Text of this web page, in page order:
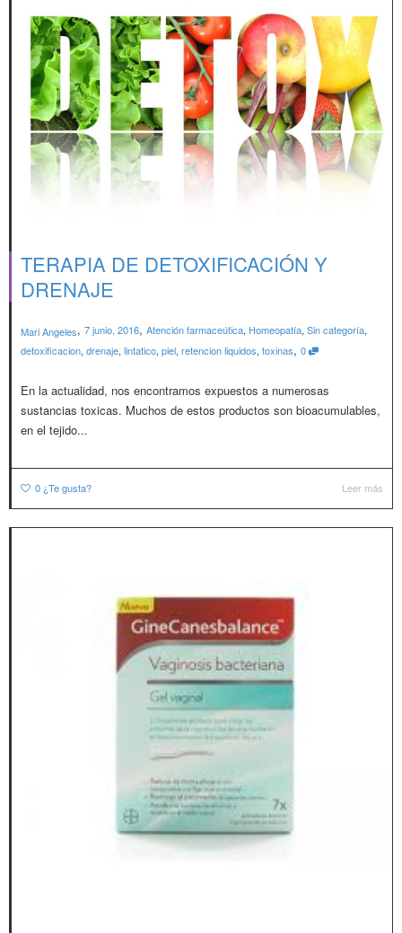
TERAPIA DE DETOXIFICACIÓN Y
DRENAJE
Mari Angeles, 7 junio, 2016, Atención farmaceútica, Homeopatía, Sin categoría,
detoxificacion, drenaje, lintatico, piel, retencion liquidos, toxinas, 0
En la actualidad, nos encontramos expuestos a numerosas
sustancias toxicas. Muchos de estos productos son bioacumulables,
en el tejido...
0 ¿Te gusta? Leer más